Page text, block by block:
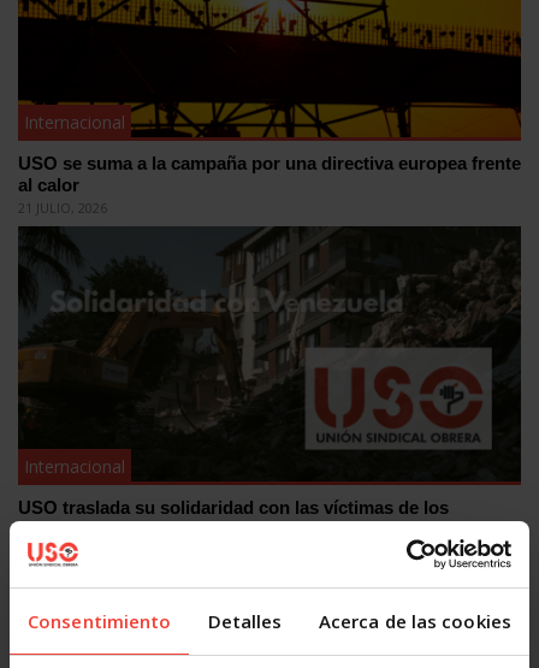
Consentimiento Detalles Acerca de las cookies
Internacional
USO se suma a la campaña por una directiva europea frente
al calor
21 JULIO, 2026
Internacional
USO traslada su solidaridad con las víctimas de los
9 JULIO, 2026